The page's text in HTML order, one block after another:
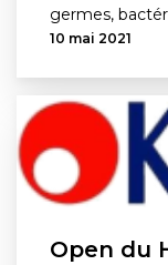
germes,
10 mai 2021
Open du